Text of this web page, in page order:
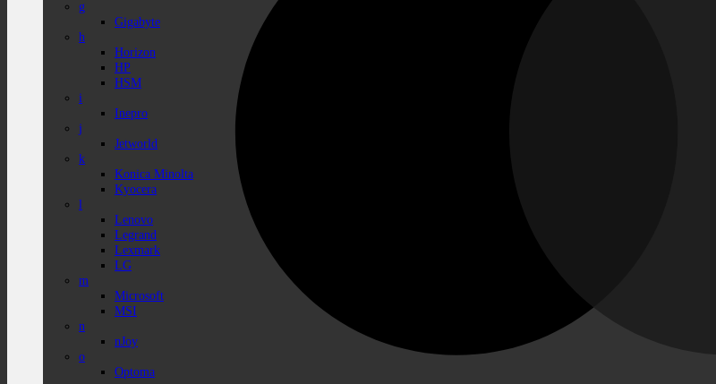
g
Gigabyte
h
Horizon
HP
HSM
i
Inepro
j
Jetworld
k
Konica Minolta
Kyocera
l
Lenovo
Legrand
Lexmark
LG
m
Microsoft
MSI
n
nJoy
o
Optoma